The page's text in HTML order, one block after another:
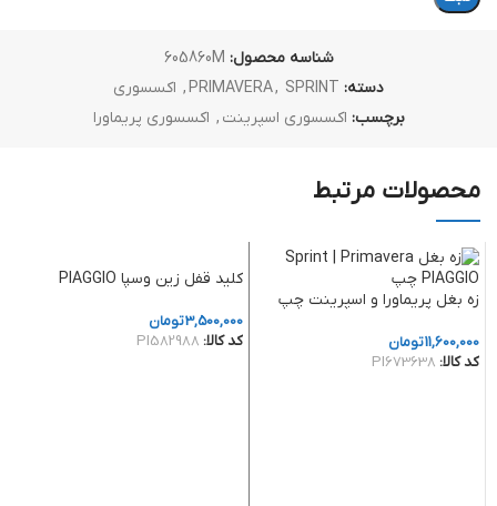
شناسه محصول: 605860M
دسته:
PRIMAVERA, SPRINT
, اکسسوری
برچسب: اکسسوری اسپرینت , اکسسوری پریماورا
محصولات مرتبط
زه بغل پریماورا و اسپرینت چپ
11,600,000تومان
کد کالا: PI673638
کلید قفل زین وسپا PIAGGIO
3,500,000تومان
کد کالا: PI582988